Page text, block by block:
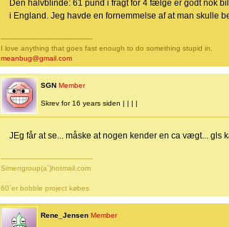
Den halvblinde: 61 pund i fragt for 4 fælge er godt nok
i England. Jeg havde en fornemmelse af at man skulle
-------------------------------------------
I love anything that goes fast enough to do something stupid in.
meanbug@gmail.com
SGN Member
Skrev for 16 years siden | | | |
JEg får at se... måske at nogen kender en ca vægt... gls
-------------------------------------------
Simengroup(a`)hotmail.com
60`er bobble project købes
Rene_Jensen Member